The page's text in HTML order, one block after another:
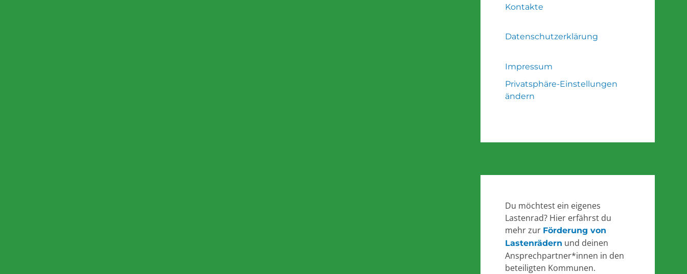
Kontakte
Datenschutzerklärung
Impressum
Privatsphäre-Einstellungen
ändern
Du möchtest ein eigenes
Lastenrad? Hier erfährst du
mehr zur Förderung von
Lastenrädern und deinen
Ansprechpartner*innen in den
beteiligten Kommunen.